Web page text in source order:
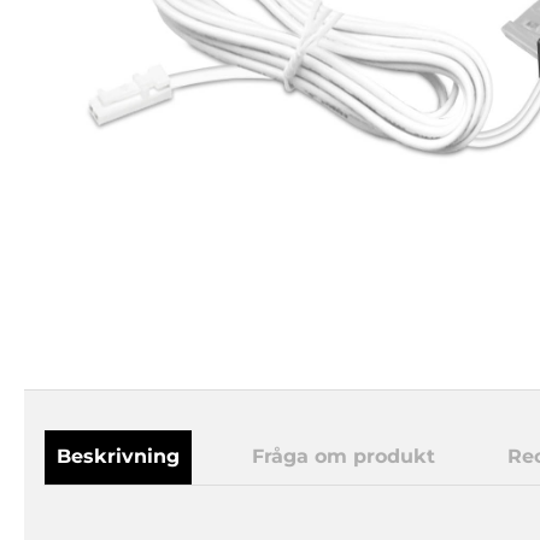
Beskrivning Fråga om produkt